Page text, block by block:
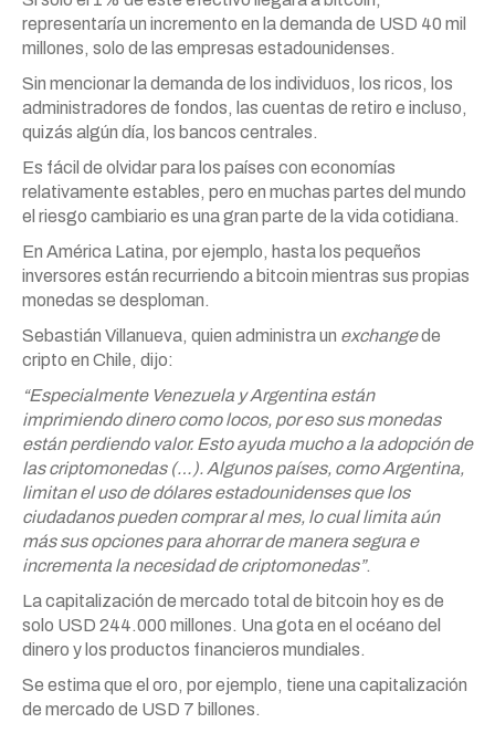
representaría un incremento en la demanda de USD 40 mil
millones, solo de las empresas estadounidenses.
Sin mencionar la demanda de los individuos, los ricos, los
administradores de fondos, las cuentas de retiro e incluso,
quizás algún día, los bancos centrales.
Es fácil de olvidar para los países con economías
relativamente estables, pero en muchas partes del mundo
el riesgo cambiario es una gran parte de la vida cotidiana.
En América Latina, por ejemplo, hasta los pequeños
inversores están recurriendo a bitcoin mientras sus propias
monedas se desploman.
Sebastián Villanueva, quien administra un exchangede
cripto en Chile, dijo:
“Especialmente Venezuela y Argentina están
imprimiendo dinero como locos, por eso sus monedas
están perdiendo valor. Esto ayuda mucho a la adopción de
las criptomonedas (…). Algunos países, como Argentina,
limitan el uso de dólares estadounidenses que los
ciudadanos pueden comprar al mes, lo cual limita aún
más sus opciones para ahorrar de manera segura e
incrementa la necesidad de criptomonedas”.
La capitalización de mercado total de bitcoin hoy es de
solo USD 244.000 millones. Una gota en el océano del
dinero y los productos financieros mundiales.
Se estima que el oro, por ejemplo, tiene una capitalización
de mercado de USD 7 billones.